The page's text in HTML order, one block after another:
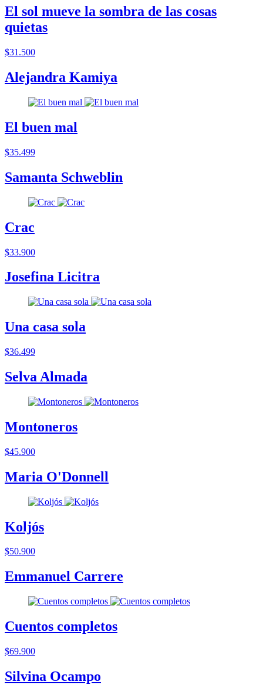
El sol mueve la sombra de las cosas
quietas
$31.500
Alejandra Kamiya
El buen mal
$35.499
Samanta Schweblin
Crac
$33.900
Josefina Licitra
Una casa sola
$36.499
Selva Almada
Montoneros
$45.900
Maria O'Donnell
Koljós
$50.900
Emmanuel Carrere
Cuentos completos
$69.900
Silvina Ocampo